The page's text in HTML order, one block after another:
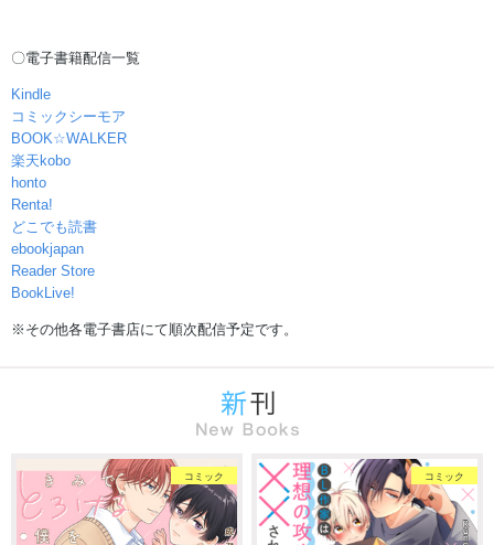
〇電子書籍配信一覧
Kindle
コミックシーモア
BOOK☆WALKER
楽天kobo
honto
Renta!
どこでも読書
ebookjapan
Reader Store
BookLive!
※その他各電子書店にて順次配信予定です。
コミック コミック